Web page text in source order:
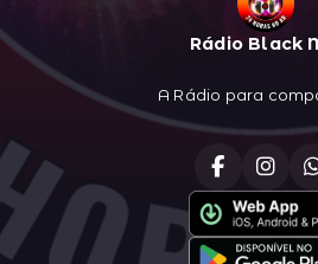
Rádio Black
A Rádio para